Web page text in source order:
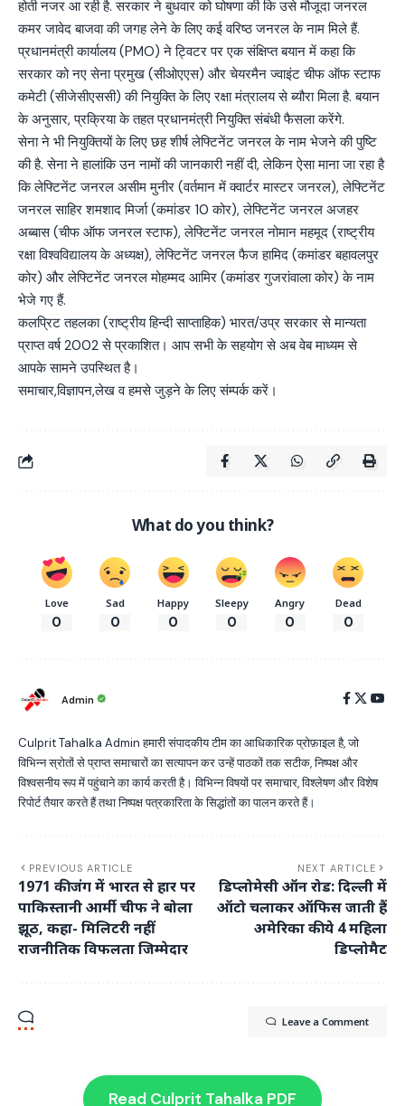
होती नजर आ रही है. सरकार ने बुधवार को घोषणा की कि उसे मौजूदा जनरल
कमर जावेद बाजवा की जगह लेने के लिए कई वरिष्ठ जनरल के नाम मिले हैं.
प्रधानमंत्री कार्यालय (PMO) ने ट्विटर पर एक संक्षिप्त बयान में कहा कि
सरकार को नए सेना प्रमुख (सीओएएस) और चेयरमैन ज्वाइंट चीफ ऑफ स्टाफ
कमेटी (सीजेसीएससी) की नियुक्ति के लिए रक्षा मंत्रालय से ब्यौरा मिला है. बयान
के अनुसार, प्रक्रिया के तहत प्रधानमंत्री नियुक्ति संबंधी फैसला करेंगे.
सेना ने भी नियुक्तियों के लिए छह शीर्ष लेफ्टिनेंट जनरल के नाम भेजने की पुष्टि
की है. सेना ने हालांकि उन नामों की जानकारी नहीं दी, लेकिन ऐसा माना जा रहा है
कि लेफ्टिनेंट जनरल असीम मुनीर (वर्तमान में क्वार्टर मास्टर जनरल), लेफ्टिनेंट
जनरल साहिर शमशाद मिर्जा (कमांडर 10 कोर), लेफ्टिनेंट जनरल अजहर
अब्बास (चीफ ऑफ जनरल स्टाफ), लेफ्टिनेंट जनरल नोमान महमूद (राष्ट्रीय
रक्षा विश्वविद्यालय के अध्यक्ष), लेफ्टिनेंट जनरल फैज हामिद (कमांडर बहावलपुर
कोर) और लेफ्टिनेंट जनरल मोहम्मद आमिर (कमांडर गुजरांवाला कोर) के नाम
भेजे गए हैं.
कलप्रिट तहलका (राष्ट्रीय हिन्दी साप्ताहिक) भारत/उप्र सरकार से मान्यता
प्राप्त वर्ष 2002 से प्रकाशित। आप सभी के सहयोग से अब वेब माध्यम से
आपके सामने उपस्थित है।
समाचार,विज्ञापन,लेख व हमसे जुड़ने के लिए संम्पर्क करें।
What do you think?
Love
0
Sad
0
Happy
0
Sleepy
0
Angry
0
Dead
0
Admin
Culprit Tahalka Admin हमारी संपादकीय टीम का आधिकारिक प्रोफ़ाइल है, जो
विभिन्न स्रोतों से प्राप्त समाचारों का सत्यापन कर उन्हें पाठकों तक सटीक, निष्पक्ष और
विश्वसनीय रूप में पहुंचाने का कार्य करती है। विभिन्न विषयों पर समाचार, विश्लेषण और विशेष
रिपोर्ट तैयार करते हैं तथा निष्पक्ष पत्रकारिता के सिद्धांतों का पालन करते हैं।
PREVIOUS ARTICLE
1971 की जंग में भारत से हार पर
पाकिस्तानी आर्मी चीफ ने बोला
झूठ, कहा- मिलिटरी नहीं
राजनीतिक विफलता जिम्मेदार
NEXT ARTICLE
डिप्लोमेसी ऑन रोड: दिल्ली में
ऑटो चलाकर ऑफिस जाती हैं
अमेरिका की ये 4 महिला
डिप्लोमैट
Leave a Comment
Read Culprit Tahalka PDF